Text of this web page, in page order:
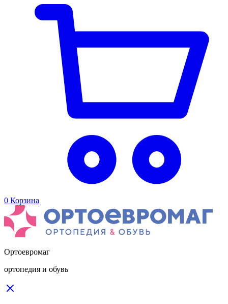
0 Корзина
Ортоевромаг
ортопедия и обувь